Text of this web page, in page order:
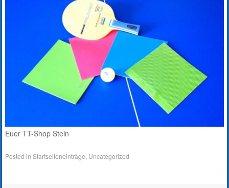
Euer TT-Shop Stein
Posted inStartseiteneinträge, Uncategorized